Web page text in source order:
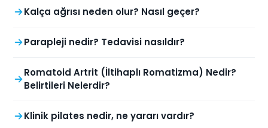
Kalça ağrısı neden olur? Nasıl geçer?
Parapleji nedir? Tedavisi nasıldır?
Romatoid Artrit (İltihaplı Romatizma) Nedir?
Belirtileri Nelerdir?
Klinik pilates nedir, ne yararı vardır?